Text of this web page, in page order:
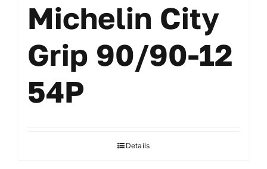
Michelin City
Grip 90/90-12
54P
Details